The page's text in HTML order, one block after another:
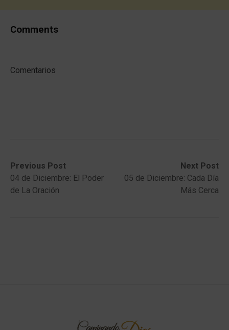
Comments
Comentarios
Post
navigation
Previous Post
Previous
post:04 de Diciembre: El Poder
de La Oración
Next Post
Next
post:
05 de Diciembre: Cada Día
Más Cerca